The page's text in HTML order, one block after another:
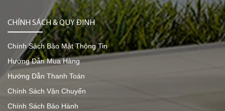
CHÍNH SÁCH & QUY ĐỊNH
Chính Sách Bảo Mật Thông Tin
Hướng Dẫn Mua Hàng
Hướng Dẫn Thanh Toán
Chính Sách Vận Chuyển
Chính Sách Bảo Hành